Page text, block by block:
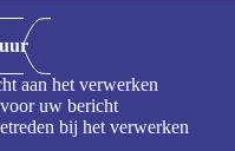
aan het verwerken
uw bericht
bij het verwerken